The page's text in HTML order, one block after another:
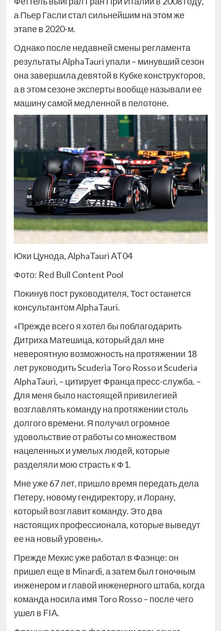
а Пьер Гасли стал сильнейшим на этом же
этапе в 2020-м.
Однако после недавней смены регламента
результаты AlphaTauri упали – минувший сезон
она завершила девятой в Кубке конструкторов,
а в этом сезоне эксперты вообще называли ее
машину самой медленной в пелотоне.
Юки Цунода, AlphaTauri AT04
Фото: Red Bull Content Pool
Покинув пост руководителя, Тост останется
консультантом AlphaTauri.
«Прежде всего я хотел бы поблагодарить
Дитриха Матешица, который дал мне
невероятную возможность на протяжении 18
лет руководить Scuderia Toro Rosso и Scuderia
AlphaTauri, – цитирует Франца пресс-служба. –
Для меня было настоящей привилегией
возглавлять команду на протяжении столь
долгого времени. Я получил огромное
удовольствие от работы со множеством
нацеленных и умелых людей, которые
разделяли мою страсть к Ф1.
Мне уже 67 лет, пришло время передать дела
Петеру, новому гендиректору, и Лорану,
который возглавит команду. Это два
настоящих профессионала, которые выведут
ее на новый уровень».
Прежде Мекис уже работал в Фаэнце: он
пришел еще в Minardi, а затем был гоночным
инженером и главой инженерного штаба, когда
команда носила имя Toro Rosso – после чего
ушел в FIA.